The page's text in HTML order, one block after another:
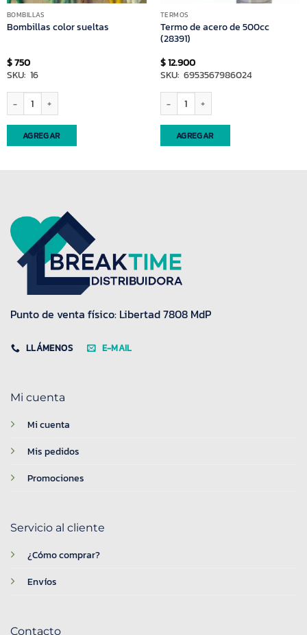
BOMBILLAS
Bombillas color sueltas
$750
SKU: 16
Bombillas color sueltas cantidad
AGREGAR
TERMOS
Termo de acero de 500cc
(28391)
$12.900
SKU: 6953567986024
Termo de acero de 500cc (28391)
AGREGAR
,mate y bombilla cantidad
Punto de venta físico: Libertad 7808 MdP
LLÁMENOS E-MAIL
Mi cuenta
Mi cuenta
Mis pedidos
Promociones
Servicio al cliente
¿Cómo comprar?
Envíos
Contacto